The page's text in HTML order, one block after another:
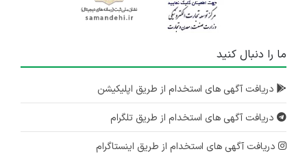
ما را دنبال کنید
دریافت آگهی های استخدام از طریق اپلیکیشن
دریافت آگهی های استخدام از طریق تلگرام
دریافت آگهی های استخدام از طریق اینستاگرام